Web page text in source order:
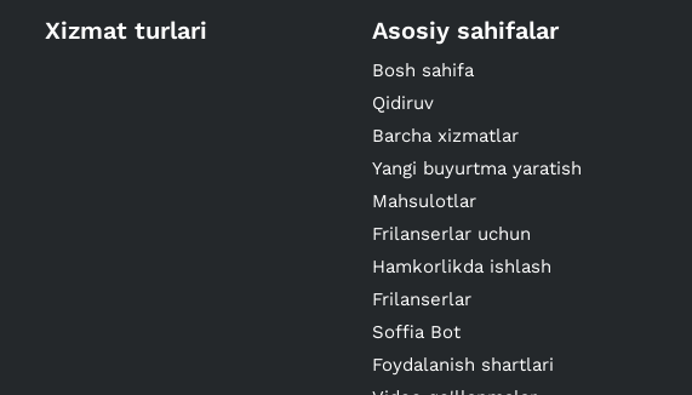
Xizmat turlari Asosiy sahifalar
Bosh sahifa
Qidiruv
Barcha xizmatlar
Yangi buyurtma yaratish
Mahsulotlar
Frilanserlar uchun
Hamkorlikda ishlash
Frilanserlar
Soffia Bot
Foydalanish shartlari